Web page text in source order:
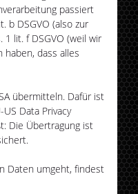
passiert
b DSGVO (also zur
1 lit. f DSGVO (weil wir
dass alles
übermitteln. Dafür ist
Data Privacy
Die Übertragung ist
Daten umgeht, findest